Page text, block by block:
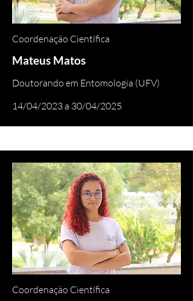
Coordenação Científica
Mateus Matos
Doutorando em Entomologia (UFV)
14/04/2023 a 30/04/2025
Coordenação Científica